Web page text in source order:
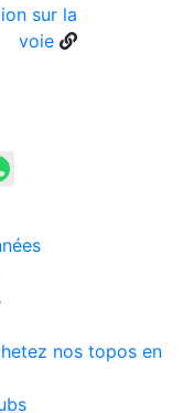
sur la
voie
nos topos en